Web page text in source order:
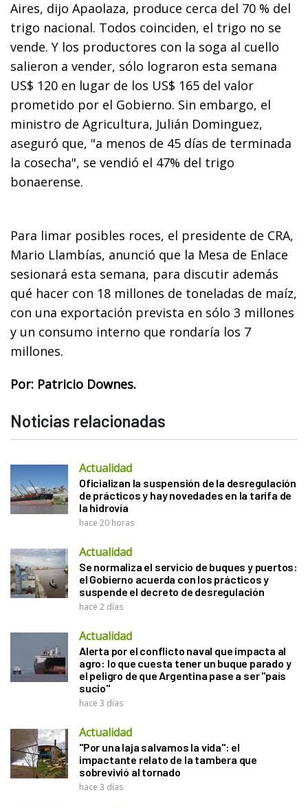
Aires, dijo Apaolaza, produce cerca del 70 % del
trigo nacional. Todos coinciden, el trigo no se
vende. Y los productores con la soga al cuello
salieron a vender, sólo lograron esta semana
US$ 120 en lugar de los US$ 165 del valor
prometido por el Gobierno. Sin embargo, el
ministro de Agricultura, Julián Dominguez,
aseguró que, "a menos de 45 días de terminada
la cosecha", se vendió el 47% del trigo
bonaerense.
Para limar posibles roces, el presidente de CRA,
Mario Llambías, anunció que la Mesa de Enlace
sesionará esta semana, para discutir además
qué hacer con 18 millones de toneladas de maíz,
con una exportación prevista en sólo 3 millones
y un consumo interno que rondaría los 7
millones.
Por: Patricio Downes.
Noticias relacionadas
Actualidad
Oficializan la suspensión de la desregulación
de prácticos y hay novedades en la tarifa de
la hidrovía
hace 20 horas
Actualidad
Se normaliza el servicio de buques y puertos:
el Gobierno acuerda con los prácticos y
suspende el decreto de desregulación
hace 2 días
Actualidad
Alerta por el conflicto naval que impacta al
agro: lo que cuesta tener un buque parado y
el peligro de que Argentina pase a ser "país
sucio"
hace 3 días
Actualidad
"Por una laja salvamos la vida": el
impactante relato de la tambera que
sobrevivió al tornado
hace 3 días